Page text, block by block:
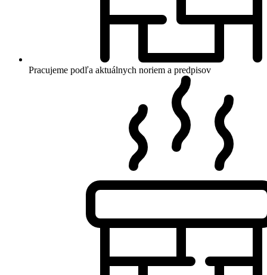
Pracujeme podľa aktuálnych noriem a predpisov